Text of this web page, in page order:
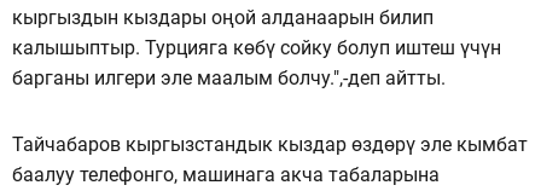
кыргыздын кыздары оңой алданаарын билип
калышыптыр. Турцияга көбү сойку болуп иштеш үчүн
барганы илгери эле маалым болчу.",-деп айтты.
Тайчабаров кыргызстандык кыздар өздөрү эле кымбат
баалуу телефонго, машинага акча табаларына